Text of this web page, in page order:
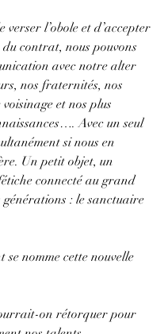
verser l’obole et d’accepter
contrat, nous pouvons
avec notre alter
nos fraternités, nos
et nos plus
Avec un seul
si nous en
Un petit objet, un
connecté au grand
générations : le sanctuaire
se nomme cette nouvelle
on rétorquer pour